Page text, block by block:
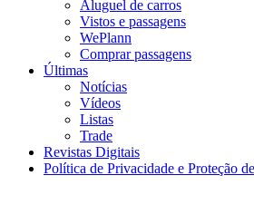
Aluguel de carros
Vistos e passagens
WePlann
Comprar passagens
Últimas
Notícias
Vídeos
Listas
Trade
Revistas Digitais
Política de Privacidade e Proteção